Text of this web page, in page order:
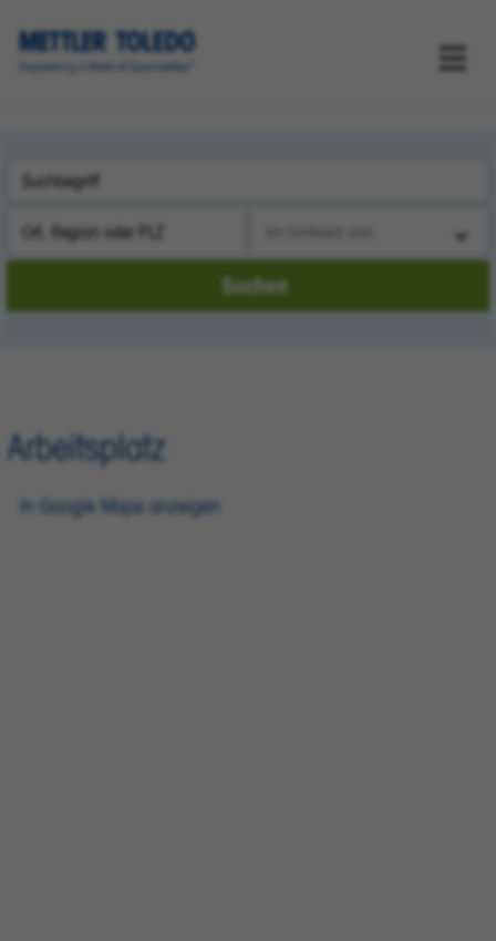
Suche mithilfe von Suchwörtern
Ort, Region oder PLZ
Suchen
Arbeitsplatz
In Google Maps anzeigen